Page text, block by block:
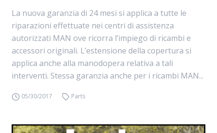
La nuova garanzia di 24 mesi si applica a tutte le
riparazioni effettuate nei centri di assistenza
autorizzati MAN ove ricorra l’impiego di ricambi e
accessori originali. L’estensione della copertura si
applica anche alla manodopera relativa a tali
interventi. Stessa garanzia anche per i ricambi MAN...
05/30/2017 Parts